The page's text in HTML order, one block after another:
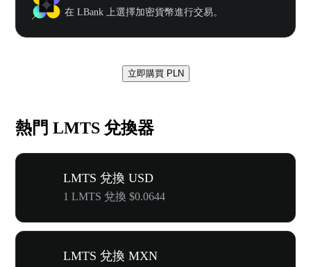
在 LBank 上選擇加密貨幣進行交易。
立即購買 PLN
熱門 LMTS 兌換器
LMTS 兌換 USD
1 LMTS 兌換 $0.0644
LMTS 兌換 MXN